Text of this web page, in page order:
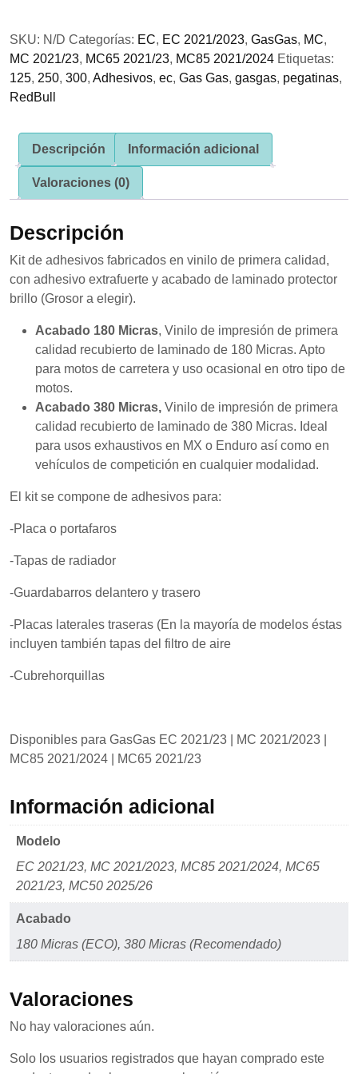
Negro/Rojo
cantidad
SKU: N/D Categorías: EC, EC 2021/2023, GasGas, MC,
MC 2021/23, MC65 2021/23, MC85 2021/2024 Etiquetas:
125, 250, 300, Adhesivos, ec, Gas Gas, gasgas, pegatinas,
RedBull
Descripción Información adicional
Valoraciones (0)
Descripción
Kit de adhesivos fabricados en vinilo de primera calidad,
con adhesivo extrafuerte y acabado de laminado protector
brillo (Grosor a elegir).
Acabado 180 Micras, Vinilo de impresión de primera
calidad recubierto de laminado de 180 Micras. Apto
para motos de carretera y uso ocasional en otro tipo de
motos.
Acabado 380 Micras, Vinilo de impresión de primera
calidad recubierto de laminado de 380 Micras. Ideal
para usos exhaustivos en MX o Enduro así como en
vehículos de competición en cualquier modalidad.
El kit se compone de adhesivos para:
-Placa o portafaros
-Tapas de radiador
-Guardabarros delantero y trasero
-Placas laterales traseras (En la mayoría de modelos éstas
incluyen también tapas del filtro de aire
-Cubrehorquillas
Disponibles para GasGas EC 2021/23 | MC 2021/2023 |
MC85 2021/2024 | MC65 2021/23
Información adicional
Modelo
EC 2021/23, MC 2021/2023, MC85 2021/2024, MC65
2021/23, MC50 2025/26
Acabado
180 Micras (ECO), 380 Micras (Recomendado)
Valoraciones
No hay valoraciones aún.
Solo los usuarios registrados que hayan comprado este
Experiencia
Para que
nuestra web
mejor posible
durante tu
visita. Si
rechaza estas
desaparecerán
Marketing
intereses y
comportamiento
nuestro sitio,
aumentas la
posibilidad de
ofertas
personalizados.